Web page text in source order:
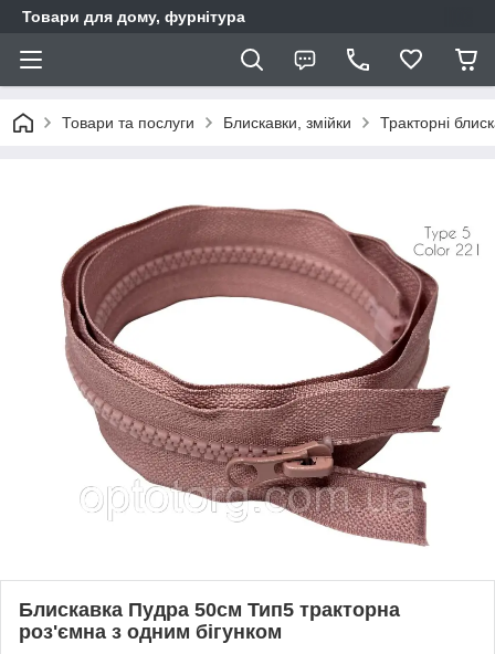
Товари для дому, фурнітура
Товари та послуги Блискавки, змійки Тракторні
Блискавка Пудра 50см Тип5 тракторна
роз'ємна з одним бігунком